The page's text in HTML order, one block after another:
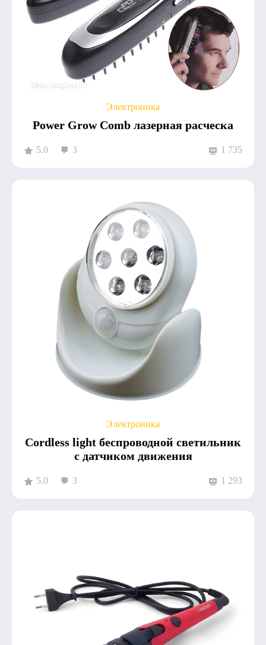
Электроника
Power Grow Comb лазерная расческа
5.0 3 1 735
Электроника
Cordless light беспроводной светильник
с датчиком движения
5.0 3 1 293